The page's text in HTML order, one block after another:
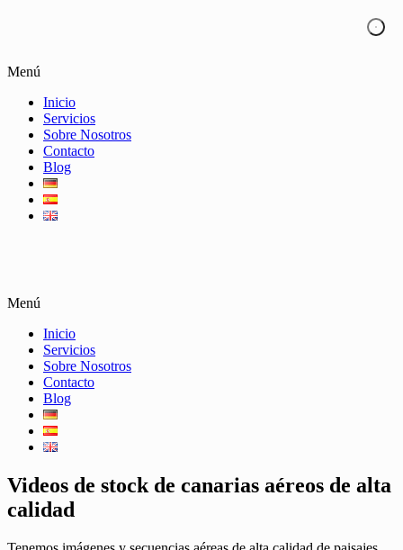
Menú
Inicio
Servicios
Sobre Nosotros
Contacto
Blog
Menú
Inicio
Servicios
Sobre Nosotros
Contacto
Blog
Videos de stock de canarias aéreos de alta
calidad